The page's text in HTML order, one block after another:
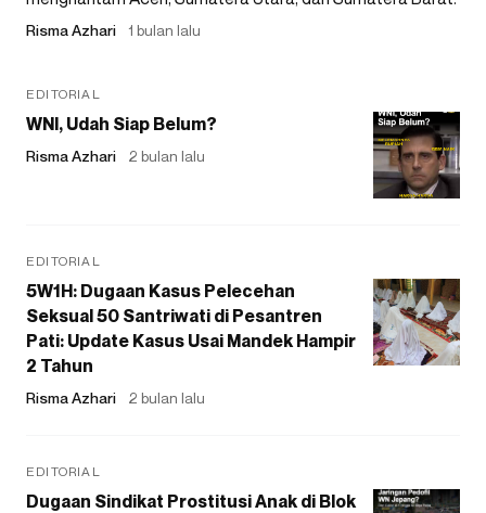
Risma Azhari 1 bulan lalu
EDITORIAL
WNI, Udah Siap Belum?
Risma Azhari 2 bulan lalu
EDITORIAL
5W1H: Dugaan Kasus Pelecehan
Seksual 50 Santriwati di Pesantren
Pati: Update Kasus Usai Mandek Hampir
2 Tahun
Risma Azhari 2 bulan lalu
EDITORIAL
Dugaan Sindikat Prostitusi Anak di Blok